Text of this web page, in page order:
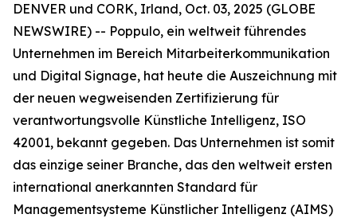
DENVER und CORK, Irland, Oct. 03, 2025 (GLOBE
NEWSWIRE) -- Poppulo, ein weltweit führendes
Unternehmen im Bereich Mitarbeiterkommunikation
und Digital Signage, hat heute die Auszeichnung mit
der neuen wegweisenden Zertifizierung für
verantwortungsvolle Künstliche Intelligenz, ISO
42001, bekannt gegeben. Das Unternehmen ist somit
das einzige seiner Branche, das den weltweit ersten
international anerkannten Standard für
Managementsysteme Künstlicher Intelligenz (AIMS)